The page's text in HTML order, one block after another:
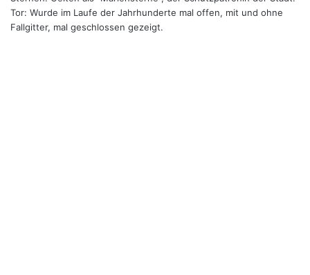
Tor: Wurde im Laufe der Jahrhunderte mal offen, mit und ohne
Fallgitter, mal geschlossen gezeigt.